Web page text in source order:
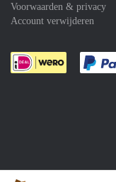
Voorwaarden & privacy
Account verwijderen